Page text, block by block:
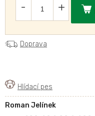
Roman Jelínek
Doprava